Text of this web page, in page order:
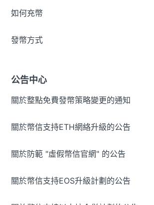
如何充幣
發幣方式
公告中心
關於整點免費發幣策略變更的通知
關於幣信支持ETH網絡升級的公告
關於防範 "虛假幣信官網" 的公告
關於幣信支持EOS升級計劃的公告